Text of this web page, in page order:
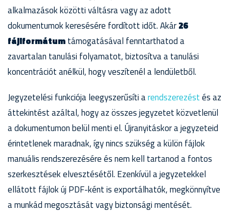
alkalmazások közötti váltásra vagy az adott
dokumentumok keresésére fordított időt. Akár26
fájlformátumtámogatásával fenntarthatod a
zavartalan tanulási folyamatot, biztosítva a tanulási
koncentrációt anélkül, hogy veszítenél a lendületből.
Jegyzetelési funkciója leegyszerűsíti arendszerezéstés az
áttekintést azáltal, hogy az összes jegyzetet közvetlenül
a dokumentumon belül menti el. Újranyitáskor a jegyzeteid
érintetlenek maradnak, így nincs szükség a külön fájlok
manuális rendszerezésére és nem kell tartanod a fontos
szerkesztések elvesztésétől. Ezenkívül a jegyzetekkel
ellátott fájlok új PDF-ként is exportálhatók, megkönnyítve
a munkád megosztását vagy biztonsági mentését.